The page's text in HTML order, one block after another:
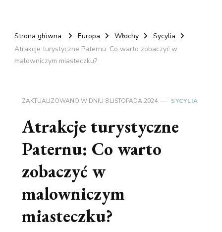
Strona główna Europa Włochy
Sycylia
Atrakcje turystyczne Paternu: Co warto zobaczyć w
malowniczym miasteczku?
ZAKTUALIZOWANO W DNIU 8 LISTOPADA 2024 SYCYLIA
Atrakcje turystyczne
Paternu: Co warto
zobaczyć w
malowniczym
miasteczku?